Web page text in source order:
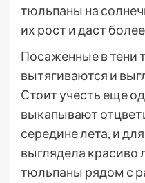
тюльпаны на
их рост и даст
Посаженные в тени
вытягиваются и
Стоит учесть еще
выкапывают
середине лета, и
выглядела красиво
тюльпаны рядом с